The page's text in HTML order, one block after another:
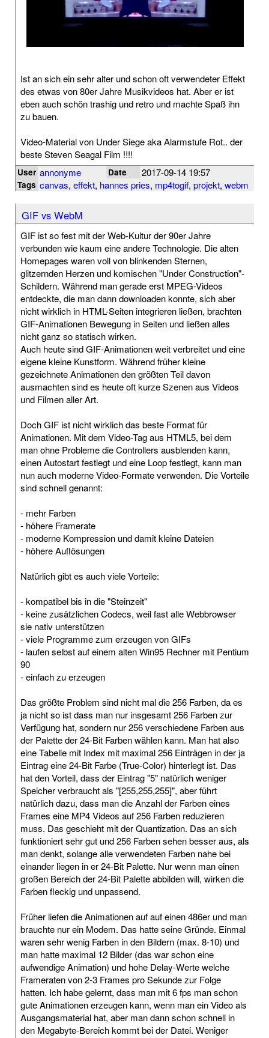
Ist an sich ein sehr alter und schon oft verwendeter Effekt
des etwas von 80er Jahre Musikvideos hat. Aber er ist
eben auch schön trashig und retro und machte Spaß ihn
zu bauen.
Video-Material von Under Siege aka Alarmstufe Rot.. der
beste Steven Seagal Film !!!!
User annonyme Date 2017-09-14 19:57
Tags canvas, effekt, hannes pries, mp4togif, projekt, webm
GIF vs WebM
GIF ist so fest mit der Web-Kultur der 90er Jahre
verbunden wie kaum eine andere Technologie. Die alten
Homepages waren voll von blinkenden Sternen,
glitzernden Herzen und komischen "Under Construction"-
Schildern. Während man gerade erst MPEG-Videos
entdeckte, die man dann downloaden konnte, sich aber
nicht wirklich in HTML-Seiten integrieren ließen, brachten
GIF-Animationen Bewegung in Seiten und ließen alles
nicht ganz so statisch wirken.
Auch heute sind GIF-Animationen weit verbreitet und eine
eigene kleine Kunstform. Während früher kleine
gezeichnete Animationen den größten Teil davon
ausmachten sind es heute oft kurze Szenen aus Videos
und Filmen aller Art.
Doch GIF ist nicht wirklich das beste Format für
Animationen. Mit dem Video-Tag aus HTML5, bei dem
man ohne Probleme die Controllers ausblenden kann,
einen Autostart festlegt und eine Loop festlegt, kann man
nun auch moderne Video-Formate verwenden. Die Vorteile
sind schnell genannt:
- mehr Farben
- höhere Framerate
- moderne Kompression und damit kleine Dateien
- höhere Auflösungen
Natürlich gibt es auch viele Vorteile:
- kompatibel bis in die "Steinzeit"
- keine zusätzlichen Codecs, weil fast alle Webbrowser
sie nativ unterstützen
- viele Programme zum erzeugen von GIFs
- laufen selbst auf einem alten Win95 Rechner mit Pentium
90
- einfach zu erzeugen
Das größte Problem sind nicht mal die 256 Farben, da es
ja nicht so ist dass man nur insgesamt 256 Farben zur
Verfügung hat, sondern nur 256 verschiedene Farben aus
der Palette der 24-Bit Farben wählen kann. Man hat also
eine Tabelle mit Index mit maximal 256 Einträgen in der ja
Eintrag eine 24-Bit Farbe (True-Color) hinterlegt ist. Das
hat den Vorteil, dass der Eintrag "5" natürlich weniger
Speicher verbraucht als "[255,255,255]", aber führt
natürlich dazu, dass man die Anzahl der Farben eines
Frames eine MP4 Videos auf 256 Farben reduzieren
muss. Das geschieht mit der Quantization. Das an sich
funktioniert sehr gut und 256 Farben sehen besser aus, als
man denkt, solange alle verwendeten Farben nahe bei
einander liegen in er 24-Bit Palette. Nur wenn man einen
großen Bereich der 24-Bit Palette abbilden will, wirken die
Farben fleckig und unpassend.
Früher liefen die Animationen auf auf einen 486er und man
brauchte nur ein Modem. Das hatte seine Gründe. Einmal
waren sehr wenig Farben in den Bildern (max. 8-10) und
man hatte maximal 12 Bilder (das war schon eine
aufwendige Animation) und hohe Delay-Werte welche
Frameraten von 2-3 Frames pro Sekunde zur Folge
hatten. Ich habe gelernt, dass man mit 6 fps man schon
gute Animationen erzeugen kann, wenn man ein Video als
Ausgangsmaterial hat, aber man dann schon schnell in
den Megabyte-Bereich kommt bei der Datei. Weniger